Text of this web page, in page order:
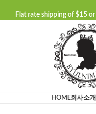
Flat rate shipping of $15 or
HOME회사소개